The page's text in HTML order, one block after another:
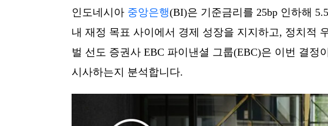
인도네시아 중앙은행(BI)은 기준금리를 25bp 인하해
내 재정 목표 사이에서 경제 성장을 지지하고, 정치적
벌 선도 증권사 EBC 파이낸셜 그룹(EBC)은 이번 결
시사하는지 분석합니다.